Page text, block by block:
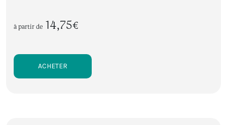
à partir de 14,75€
ACHETER